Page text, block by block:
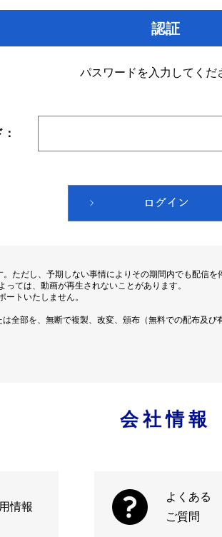
認証
パスワードを入力してくだ
ただし、予期しない事情によりその期間内でも配信を
ては、動画が再生されないことがあります。
ートいたしません。
全部を、無断で複製、改変、頒布（無料での配布及び
会社情報
情報
よくある
ご質問